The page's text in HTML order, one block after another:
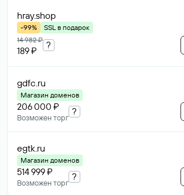
hray.shop
-99%
SSL в подарок
14 982 ₽
189 ₽
?
gdfc.ru
Магазин доменов
206 000 ₽
Возможен торг
?
egtk.ru
Магазин доменов
514 999 ₽
Возможен торг
?